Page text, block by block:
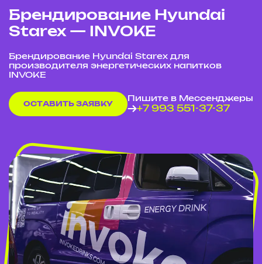
Брендирование Hyundai
Starex — INVOKE
Брендирование Hyundai Starex для
производителя энергетических напитков
INVOKE
ОСТАВИТЬ ЗАЯВКУ
Пишите в Мессенджеры
+7 993 551-37-37